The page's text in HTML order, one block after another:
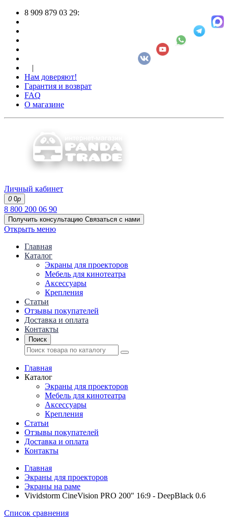
8 909 879 03 29:
|
Нам доверяют!
Гарантия и возврат
FAQ
О магазине
Личный кабинет
0 0р
8 800 200 06 90
Получить консультацию Связаться с нами
Открыть меню
Главная
Каталог
Экраны для проекторов
Mебель для кинотеатра
Аксессуары
Крепления
Статьи
Отзывы покупателей
Доставка и оплата
Контакты
Поиск
Главная
Каталог
Экраны для проекторов
Mебель для кинотеатра
Аксессуары
Крепления
Статьи
Отзывы покупателей
Доставка и оплата
Контакты
Главная
Экраны для проекторов
Экраны на раме
Vividstorm CineVision PRO 200" 16:9 - DeepBlack 0.6
Список сравнения